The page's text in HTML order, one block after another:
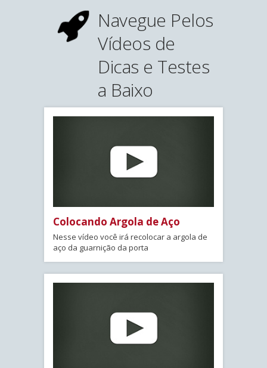
Navegue Pelos
Vídeos de
Dicas e Testes
a Baixo
Colocando Argola de Aço
Nesse vídeo você irá recolocar a argola de
aço da guarnição da porta